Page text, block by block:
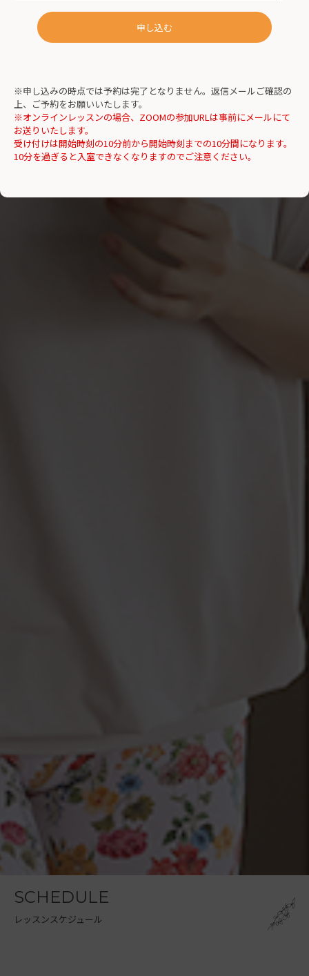
SCHEDULE
レッスンスケジュール
申し込む
※申し込みの時点では予約は完了となりません。返信メールご確認の
上、ご予約をお願いいたします。
※オンラインレッスンの場合、ZOOMの参加URLは事前にメールにて
お送りいたします。
受け付けは開始時刻の10分前から開始時刻までの10分間になります。
10分を過ぎると入室できなくなりますのでご注意ください。